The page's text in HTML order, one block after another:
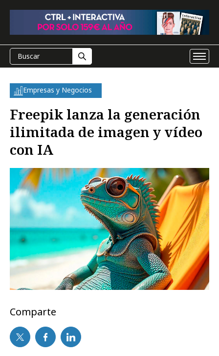
Empresas y Negocios
Freepik lanza la generación
ilimitada de imagen y vídeo
con IA
Comparte